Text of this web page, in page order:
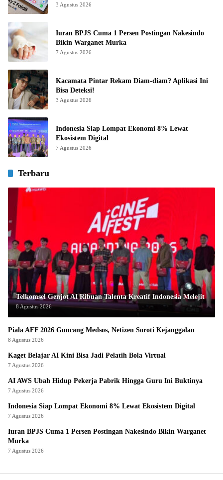
3 Agustus 2026
Iuran BPJS Cuma 1 Persen Postingan Nakesindo
Bikin Warganet Murka
7 Agustus 2026
Kacamata Pintar Rekam Diam-diam? Aplikasi Ini
Bisa Deteksi!
3 Agustus 2026
Indonesia Siap Lompat Ekonomi 8% Lewat
Ekosistem Digital
7 Agustus 2026
Terbaru
Telkomsel Genjot AI Ribuan Talenta Kreatif Indonesia Melejit
8 Agustus 2026
Piala AFF 2026 Guncang Medsos, Netizen Soroti Kejanggalan
8 Agustus 2026
Kaget Belajar AI Kini Bisa Jadi Pelatih Bola Virtual
7 Agustus 2026
AI AWS Ubah Hidup Pekerja Pabrik Hingga Guru Ini Buktinya
7 Agustus 2026
Indonesia Siap Lompat Ekonomi 8% Lewat Ekosistem Digital
7 Agustus 2026
Iuran BPJS Cuma 1 Persen Postingan Nakesindo Bikin Warganet
Murka
7 Agustus 2026